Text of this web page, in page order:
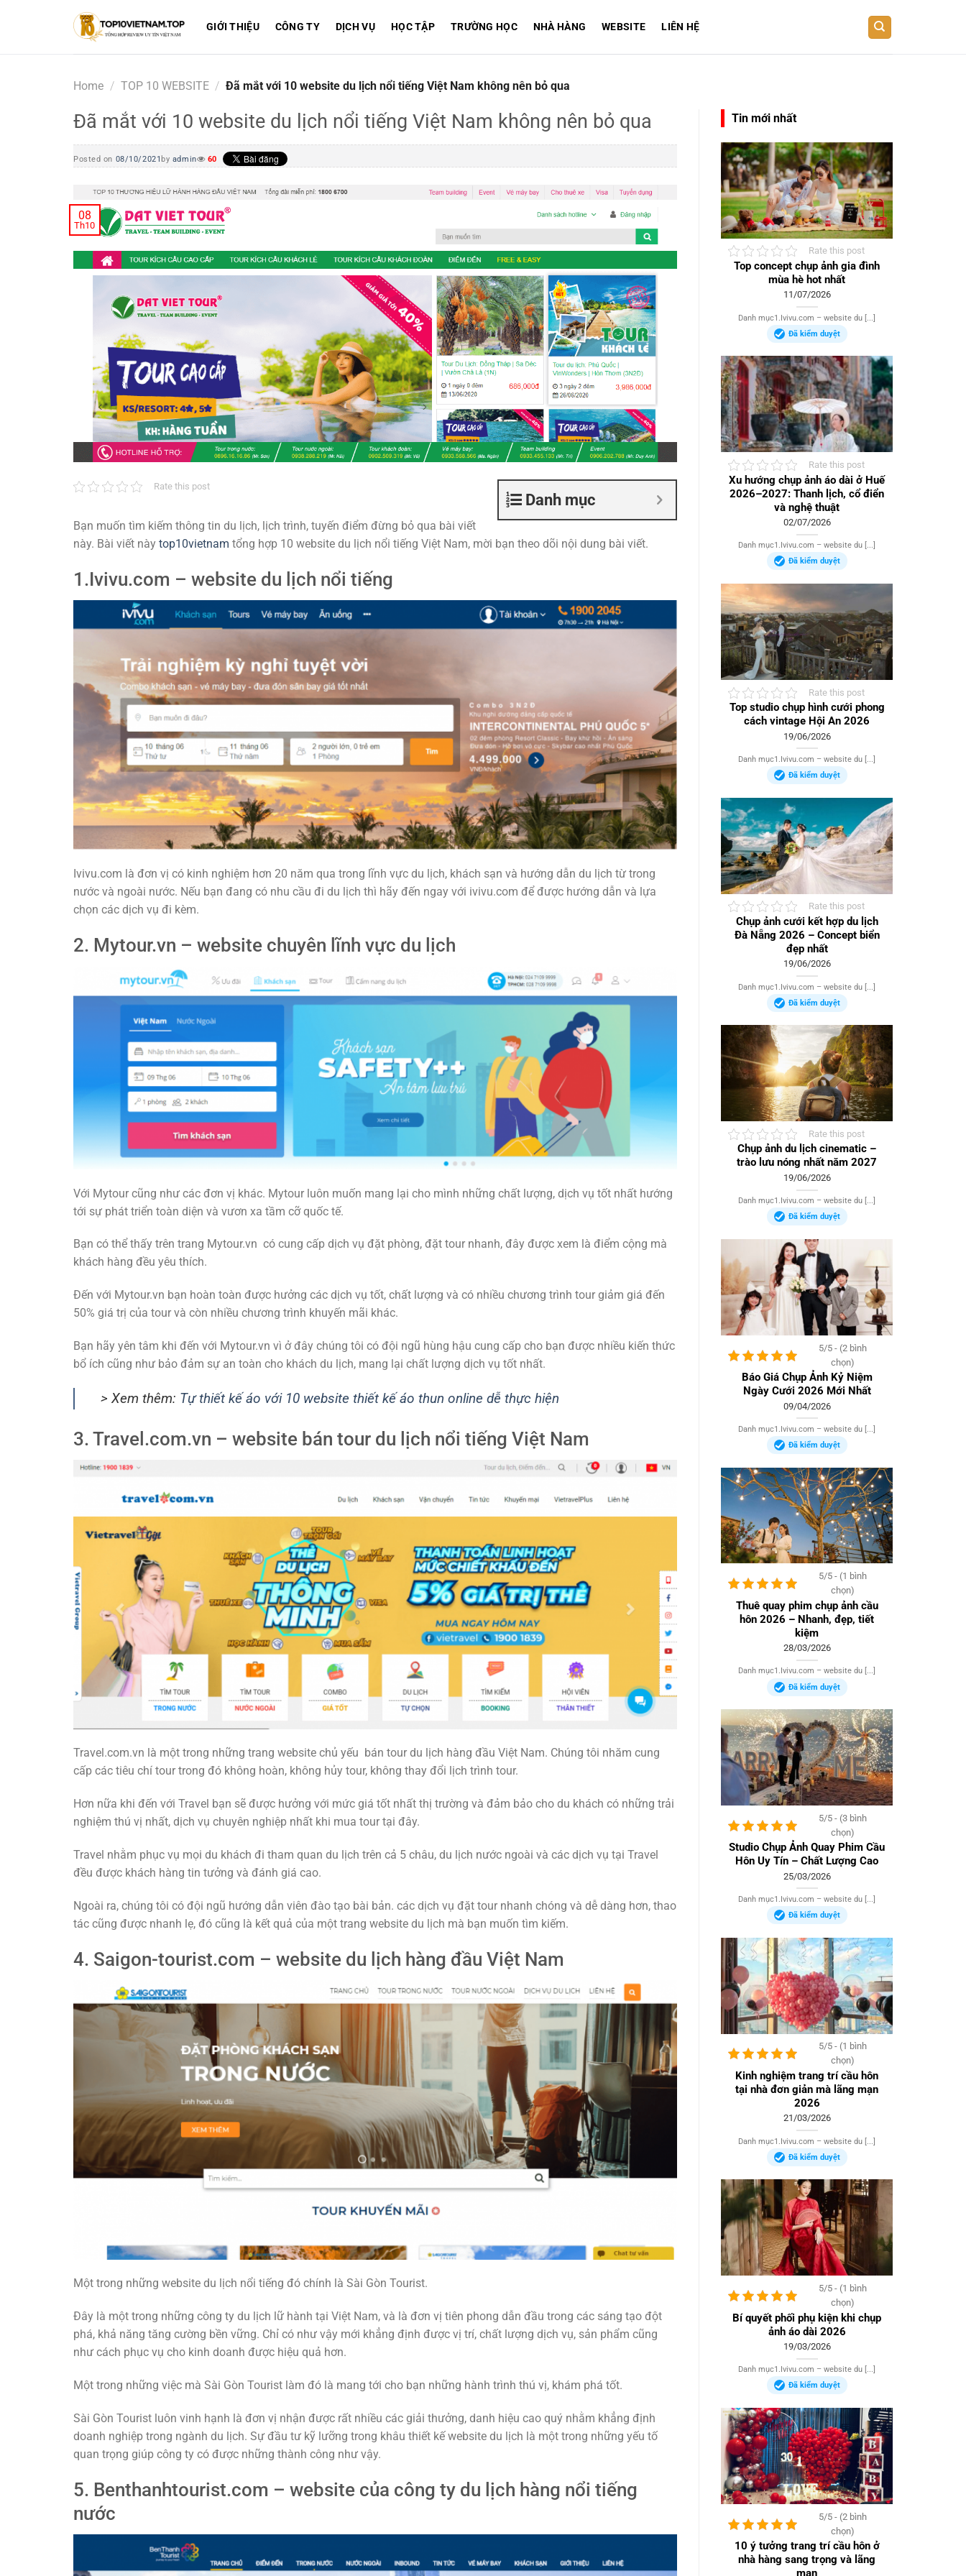
GIỚI THIỆU CÔNG TY DỊCH VỤ HỌC TẬP TRƯỜNG HỌC NHÀ HÀNG WEBSITE LIÊN HỆ
Home / TOP 10 WEBSITE / Đã mắt với 10 website du lịch nổi tiếng Việt Nam không nên bỏ qua
Đã mắt với 10 website du lịch nổi tiếng Việt Nam không nên bỏ qua
Posted on 08/10/2021 by admin 60
08
Th10
Danh mục
Rate this post
Bạn muốn tìm kiếm thông tin du lịch, lịch trình, tuyến điểm đừng bỏ qua bài viết
này. Bài viết này top10vietnam tổng hợp 10 website du lịch nổi tiếng Việt Nam, mời bạn theo dõi nội dung bài viết.
1.Ivivu.com – website du lịch nổi tiếng
Ivivu.com là đơn vị có kinh nghiệm hơn 20 năm qua trong lĩnh vực du lịch, khách sạn và hướng dẫn du lịch từ trong
nước và ngoài nước. Nếu bạn đang có nhu cầu đi du lịch thì hãy đến ngay với ivivu.com để được hướng dẫn và lựa
chọn các dịch vụ đi kèm.
2. Mytour.vn – website chuyên lĩnh vực du lịch
Với Mytour cũng như các đơn vị khác. Mytour luôn muốn mang lại cho mình những chất lượng, dịch vụ tốt nhất hướng
tới sự phát triển toàn diện và vươn xa tầm cỡ quốc tế.
Bạn có thể thấy trên trang Mytour.vn có cung cấp dịch vụ đặt phòng, đặt tour nhanh, đây được xem là điểm cộng mà
khách hàng đều yêu thích.
Đến với Mytour.vn bạn hoàn toàn được hưởng các dịch vụ tốt, chất lượng và có nhiều chương trình tour giảm giá đến
50% giá trị của tour và còn nhiều chương trình khuyến mãi khác.
Bạn hãy yên tâm khi đến với Mytour.vn vì ở đây chúng tôi có đội ngũ hùng hậu cung cấp cho bạn được nhiều kiến thức
bổ ích cũng như bảo đảm sự an toàn cho khách du lịch, mang lại chất lượng dịch vụ tốt nhất.
> Xem thêm: Tự thiết kế áo với 10 website thiết kế áo thun online dễ thực hiện
3. Travel.com.vn – website bán tour du lịch nổi tiếng Việt Nam
Travel.com.vn là một trong những trang website chủ yếu bán tour du lịch hàng đầu Việt Nam. Chúng tôi nhăm cung
cấp các tiêu chí tour trong đó không hoàn, không hủy tour, không thay đổi lịch trình tour.
Hơn nữa khi đến với Travel bạn sẽ được hưởng với mức giá tốt nhất thị trường và đảm bảo cho du khách có những trải
nghiệm thú vị nhất, dịch vụ chuyên nghiệp nhất khi mua tour tại đây.
Travel nhằm phục vụ mọi du khách đi tham quan du lịch trên cả 5 châu, du lịch nước ngoài và các dịch vụ tại Travel
đều được khách hàng tin tưởng và đánh giá cao.
Ngoài ra, chúng tôi có đội ngũ hướng dẫn viên đào tạo bài bản. các dịch vụ đặt tour nhanh chóng và dễ dàng hơn, thao
tác cũng được nhanh lẹ, đó cũng là kết quả của một trang website du lịch mà bạn muốn tìm kiếm.
4. Saigon-tourist.com – website du lịch hàng đầu Việt Nam
Một trong những website du lịch nổi tiếng đó chính là Sài Gòn Tourist.
Đây là một trong những công ty du lịch lữ hành tại Việt Nam, và là đơn vị tiên phong dẫn đầu trong các sáng tạo đột
phá, khả năng tăng cường bền vững. Chỉ có như vậy mới khẳng định được vị trí, chất lượng dịch vụ, sản phẩm cũng
như cách phục vụ cho kinh doanh được hiệu quả hơn.
Một trong những việc mà Sài Gòn Tourist làm đó là mang tới cho bạn những hành trình thú vị, khám phá tốt.
Sài Gòn Tourist luôn vinh hạnh là đơn vị nhận được rất nhiều các giải thưởng, danh hiệu cao quý nhằm khẳng định
doanh nghiệp trong ngành du lịch. Sự đầu tư kỹ lưỡng trong khâu thiết kế website du lịch là một trong những yếu tố
quan trọng giúp công ty có được những thành công như vậy.
5. Benthanhtourist.com – website của công ty du lịch hàng nổi tiếng
nước
Tin mới nhất
Rate this post
Top concept chụp ảnh gia đình
mùa hè hot nhất
11/07/2026
Danh mục1.Ivivu.com – website du [...]
Đã kiểm duyệt
Rate this post
Xu hướng chụp ảnh áo dài ở Huế
2026–2027: Thanh lịch, cổ điển
và nghệ thuật
02/07/2026
Danh mục1.Ivivu.com – website du [...]
Đã kiểm duyệt
Rate this post
Top studio chụp hình cưới phong
cách vintage Hội An 2026
19/06/2026
Danh mục1.Ivivu.com – website du [...]
Đã kiểm duyệt
Rate this post
Chụp ảnh cưới kết hợp du lịch
Đà Nẵng 2026 – Concept biển
đẹp nhất
19/06/2026
Danh mục1.Ivivu.com – website du [...]
Đã kiểm duyệt
Rate this post
Chụp ảnh du lịch cinematic –
trào lưu nóng nhất năm 2027
19/06/2026
Danh mục1.Ivivu.com – website du [...]
Đã kiểm duyệt
5/5 - (2 bình
chọn)
Báo Giá Chụp Ảnh Kỷ Niệm
Ngày Cưới 2026 Mới Nhất
09/04/2026
Danh mục1.Ivivu.com – website du [...]
Đã kiểm duyệt
5/5 - (1 bình
chọn)
Thuê quay phim chụp ảnh cầu
hôn 2026 – Nhanh, đẹp, tiết
kiệm
28/03/2026
Danh mục1.Ivivu.com – website du [...]
Đã kiểm duyệt
5/5 - (3 bình
chọn)
Studio Chụp Ảnh Quay Phim Cầu
Hôn Uy Tín – Chất Lượng Cao
25/03/2026
Danh mục1.Ivivu.com – website du [...]
Đã kiểm duyệt
5/5 - (1 bình
chọn)
Kinh nghiệm trang trí cầu hôn
tại nhà đơn giản mà lãng mạn
2026
21/03/2026
Danh mục1.Ivivu.com – website du [...]
Đã kiểm duyệt
5/5 - (1 bình
chọn)
Bí quyết phối phụ kiện khi chụp
ảnh áo dài 2026
19/03/2026
Danh mục1.Ivivu.com – website du [...]
Đã kiểm duyệt
5/5 - (2 bình
chọn)
10 ý tưởng trang trí cầu hôn ở
nhà hàng sang trọng và lãng
mạn